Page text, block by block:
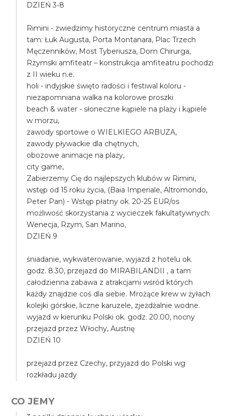
DZIEŃ 3-8
Rimini - zwiedzimy historyczne centrum miasta a
tam: Łuk Augusta, Porta Montanara, Plac Trzech
Męczenników, Most Tyberiusza, Dom Chirurga,
Rzymski amfiteatr – konstrukcja amfiteatru pochodzi
z II wieku n.e.
holi - indyjskie święto radości i festiwal koloru -
niezapomniana walka na kolorowe proszki
beach & water - słoneczne kąpiele na plaży i kąpiele
w morzu,
zawody sportowe o WIELKIEGO ARBUZA,
zawody pływackie dla chętnych,
obozowe animacje na plaży,
city game,
Zabierzemy Cię do najlepszych klubów w Rimini,
wstęp od 15 roku życia, (Baia Imperiale, Altromondo,
Peter Pan) - Wstęp płatny ok. 20-25 EUR/os
możliwość skorzystania z wycieczek fakultatywnych:
Wenecja, Rzym, San Marino,
DZIEŃ 9
śniadanie, wykwaterowanie, wyjazd z hotelu ok.
godz. 8.30, przejazd do MIRABILANDII , a tam
całodzienna zabawa z atrakcjami wśród których
każdy znajdzie coś dla siebie. Mrożące krew w żyłach
kolejki górskie, liczne karuzele, zjeżdżalnie wodne.
wyjazd w kierunku Polski ok. godz. 20.00, nocny
przejazd przez Włochy, Austrię
DZIEŃ 10
przejazd przez Czechy, przyjazd do Polski wg
rozkładu jazdy
CO JEMY